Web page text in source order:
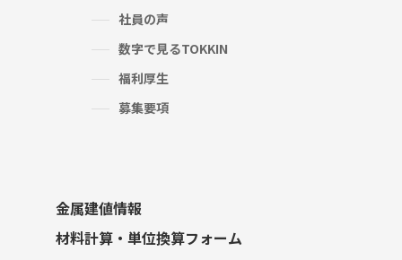
社員の声
数字で見るTOKKIN
福利厚生
募集要項
金属建値情報
材料計算・単位換算フォーム